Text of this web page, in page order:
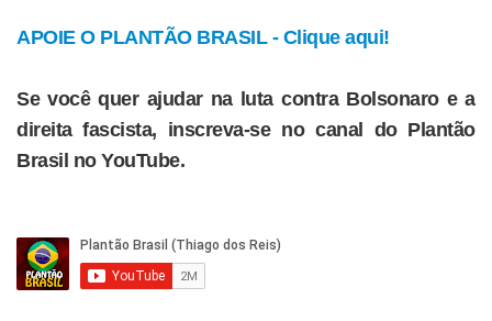
APOIE O PLANTÃO BRASIL - Clique aqui!
Se você quer ajudar na luta contra Bolsonaro e a
direita fascista, inscreva-se no canal do Plantão
Brasil no YouTube.